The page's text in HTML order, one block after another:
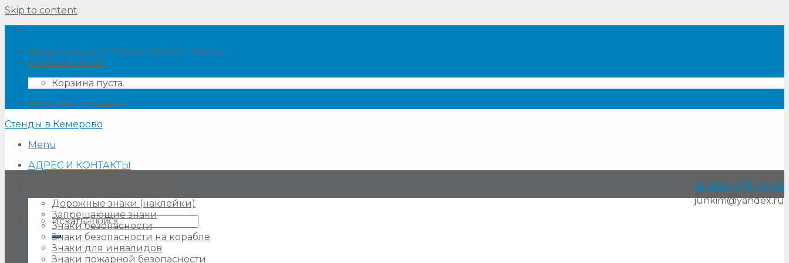
Skip to content
Assign a menu in Theme Options > Menus
Корзина /₽0.00
Корзина пуста.
Вход / Регистрация
Стенды в Кемерово
Menu
АДРЕС И КОНТАКТЫ
8-950-271-41-51
junkim@yandex.ru
Искать:
Дорожные знаки (наклейки)
Запрещающие знаки
Знаки безопасности
Знаки безопасности на корабле
Знаки для инвалидов
Знаки пожарной безопасности